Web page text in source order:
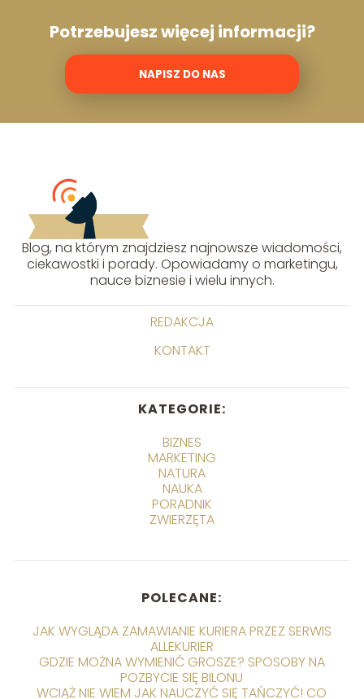
Potrzebujesz więcej informacji?
NAPISZ DO NAS
Blog, na którym znajdziesz najnowsze wiadomości,
ciekawostki i porady. Opowiadamy o marketingu,
nauce biznesie i wielu innych.
REDAKCJA
KONTAKT
KATEGORIE:
BIZNES
MARKETING
NATURA
NAUKA
PORADNIK
ZWIERZĘTA
POLECANE:
JAK WYGLĄDA ZAMAWIANIE KURIERA PRZEZ SERWIS
ALLEKURIER
GDZIE MOŻNA WYMIENIĆ GROSZE? SPOSOBY NA
POZBYCIE SIĘ BILONU
WCIĄŻ NIE WIEM JAK NAUCZYĆ SIĘ TAŃCZYĆ! CO